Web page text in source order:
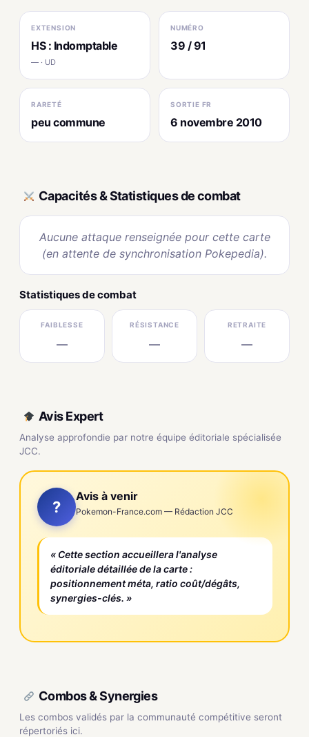
EXTENSION
HS : Indomptable
— · UD
NUMÉRO
39 / 91
RARETÉ
peu commune
SORTIE FR
6 novembre 2010
Capacités & Statistiques de combat
Aucune attaque renseignée pour cette carte
(en attente de synchronisation Pokepedia).
Statistiques de combat
FAIBLESSE
—
RÉSISTANCE
—
RETRAITE
—
Avis Expert
Analyse approfondie par notre équipe éditoriale spécialisée
JCC.
?
Avis à venir
Pokemon-France.com — Rédaction JCC
« Cette section accueillera l'analyse
éditoriale détaillée de la carte :
positionnement méta, ratio coût/dégâts,
synergies-clés. »
Combos & Synergies
Les combos validés par la communauté compétitive seront
répertoriés ici.